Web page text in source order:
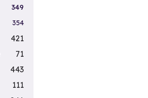
349
354
421
71
443
111